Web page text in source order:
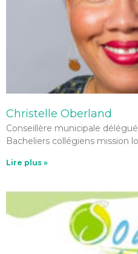
Christelle Oberland
Conseillère municipale
Bacheliers collégiens mission
Lire plus »